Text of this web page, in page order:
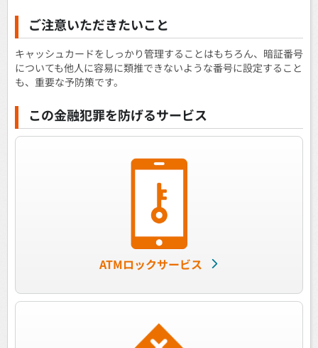
ご注意いただきたいこと
キャッシュカードをしっかり管理することはもちろん、暗証番号
についても他人に容易に類推できないような番号に設定すること
も、重要な予防策です。
この金融犯罪を防げるサービス
ATMロックサービス